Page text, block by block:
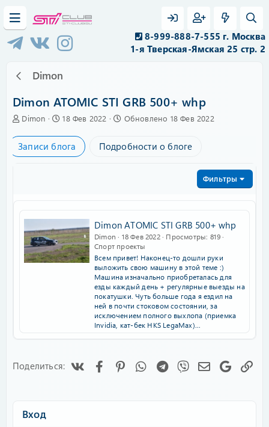
8-999-888-7-555 г. Москва
1-я Тверская-Ямская 25 стр. 2
Dimon
Dimon ATOMIC STI GRB 500+ whp
А
т
о
Dimon
C
e
a
18 Фев 2022 Обновлено 18 Фев 2022
Записи блога Подробности о блоге
Фильтры
Dimon ATOMIC STI GRB 500+ whp
Dimon 18 Фев 2022 Просмотры 819
Спорт проекты
Всем привет! Наконец-то дошли руки
выложить свою машину в этой теме :)
Машина изначально приобреталась для
езды каждый день + регулярные выезды на
покатушки. Чуть больше года я ездил на
ней в почти стоковом состоянии, за
исключением полного выхлопа (приемка
Invidia, кат-бек HKS LegaMax)...
Поделиться: FacebookPinterestWhatsAppTelegram
Viber Google
Вход